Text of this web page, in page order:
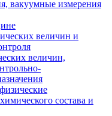
вакуумные измерения
величин и
величин,
состава и